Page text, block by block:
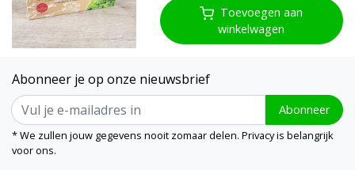
Toevoegen aan
winkelwagen
Abonneer je op onze nieuwsbrief
Abonneer
* We zullen jouw gegevens nooit zomaar delen. Privacy is belangrijk
voor ons.